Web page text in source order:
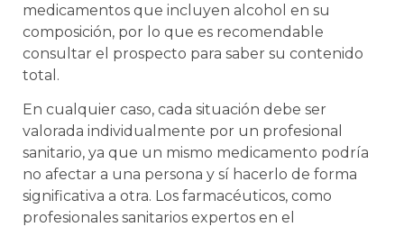
medicamentos que incluyen alcohol en su
composición, por lo que es recomendable
consultar el prospecto para saber su contenido
total.
En cualquier caso, cada situación debe ser
valorada individualmente por un profesional
sanitario, ya que un mismo medicamento podría
no afectar a una persona y sí hacerlo de forma
significativa a otra. Los farmacéuticos, como
profesionales sanitarios expertos en el